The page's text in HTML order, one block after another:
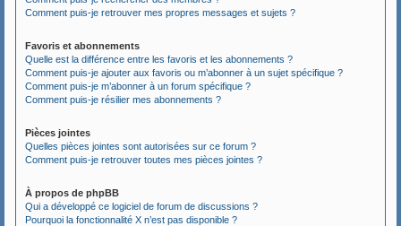
Comment puis-je retrouver mes propres messages et sujets ?
Favoris et abonnements
Quelle est la différence entre les favoris et les abonnements ?
Comment puis-je ajouter aux favoris ou m’abonner à un sujet spécifique ?
Comment puis-je m’abonner à un forum spécifique ?
Comment puis-je résilier mes abonnements ?
Pièces jointes
Quelles pièces jointes sont autorisées sur ce forum ?
Comment puis-je retrouver toutes mes pièces jointes ?
À propos de phpBB
Qui a développé ce logiciel de forum de discussions ?
Pourquoi la fonctionnalité X n’est pas disponible ?